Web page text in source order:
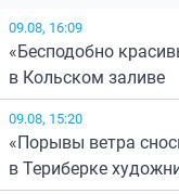
09.08, 16:09
«Бесподобно
в Кольском заливе
09.08, 15:20
«Порывы ветра
в Териберке